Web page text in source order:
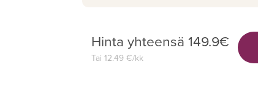
Hinta yhteensä 149.9€
Tai 12.49€/kk